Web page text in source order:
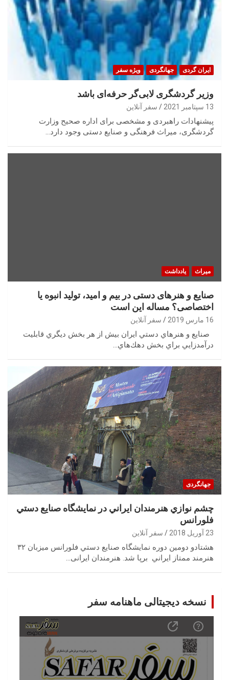
ایران گردی جهانگردی ویژه سفر
وزیر گردشگری لابی‌گر حرفه‌ای باشد
13 سپتامبر 2021 سفر آنلاین
پیشنهادات راهبردی و مشخصی برای اداره صحیح وزارت
گردشگری، میراث فرهنگی و صنایع دستی وجود دارد…
میراث یادداشت
صنایع و هنرهای دستی در بیم و امید، تولید انبوه یا
اختصاصی؟ مساله این است
16 مارس 2019 سفر آنلاین
‬درآمدزايي‭ ‬براي‭ ‬بخش‭ ‬دهك‌هاي‭…
جهانگردی
چشم نوازي هنرمندان ايراني در نمايشگاه صنايع دستي
فلورانس
23 آوریل 2018 سفر آنلاین
هشتادو دومين دوره نمايشگاه صنايع دستي فلورانس ميزبان ٣٢
هنرمند ممتاز ايراني برپا شد. هنرمندان ایرانی…
نسخه دیجیتالی ماهنامه سفر